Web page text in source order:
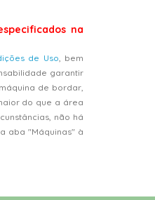
na
de Uso , bem
garantir
de bordar,
do que a área
não há
aba "Máquinas" à